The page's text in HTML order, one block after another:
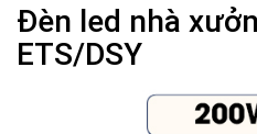
Đèn led nhà
ETS/DSY